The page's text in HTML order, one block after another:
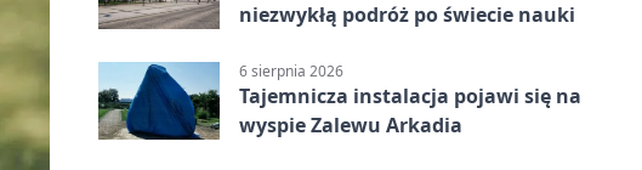
niezwykłą podróż po świecie nauki
6 sierpnia 2026
Tajemnicza instalacja pojawi się na
wyspie Zalewu Arkadia